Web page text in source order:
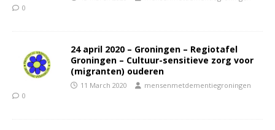
0
24 april 2020 – Groningen – Regiotafel
Groningen – Cultuur-sensitieve zorg voor
(migranten) ouderen
11 March 2020
mensenmetdementiegroningen
0